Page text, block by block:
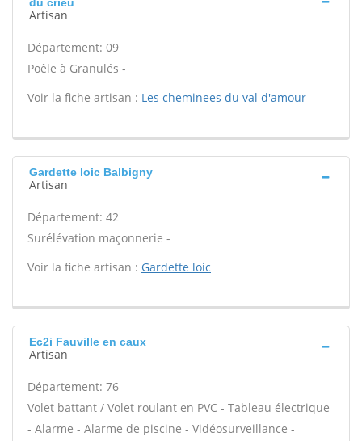
Artisan
Département: 09
Poêle à Granulés -
Voir la fiche artisan : Les cheminees du val d'amour
Gardette loic Balbigny
Artisan
Département: 42
Surélévation maçonnerie -
Voir la fiche artisan : Gardette loic
Ec2i Fauville en caux
Artisan
Département: 76
Volet battant / Volet roulant en PVC - Tableau électrique
- Alarme - Alarme de piscine - Vidéosurveillance -